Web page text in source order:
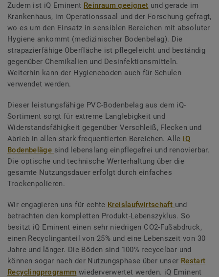
Zudem ist iQ Eminent Reinraum geeignet und gerade im
Krankenhaus, im Operationssaal und der Forschung gefragt,
wo es um den Einsatz in sensiblen Bereichen mit absoluter
Hygiene ankommt (medizinischer Bodenbelag). Die
strapazierfähige Oberfläche ist pflegeleicht und beständig
gegenüber Chemikalien und Desinfektionsmitteln.
Weiterhin kann der Hygieneboden auch für Schulen
verwendet werden.
Dieser leistungsfähige PVC-Bodenbelag aus dem iQ-
Sortiment sorgt für extreme Langlebigkeit und
Widerstandsfähigkeit gegenüber Verschleiß, Flecken und
Abrieb in allen stark frequentierten Bereichen. Alle iQ
Bodenbeläge sind lebenslang einpflegefrei und renovierbar.
Die optische und technische Werterhaltung über die
gesamte Nutzungsdauer erfolgt durch einfaches
Trockenpolieren.
Wir engagieren uns für echte Kreislaufwirtschaft und
betrachten den kompletten Produkt-Lebenszyklus. So
besitzt iQ Eminent einen sehr niedrigen CO2-Fußabdruck,
einen Recyclinganteil von 25% und eine Lebenszeit von 30
Jahre und länger. Die Böden sind 100% recycelbar und
können sogar nach der Nutzungsphase über unser Restart
Recyclingprogramm wiederverwertet werden. iQ Eminent